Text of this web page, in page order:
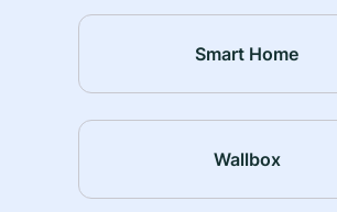
Smart Home
Wallbox